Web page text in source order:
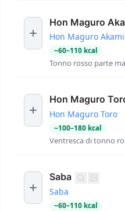
Hon Maguro
Hon Maguro Akami
~60–110 kcal
Tonno rosso parte
Hon Maguro
Hon Maguro Toro
~100–180 kcal
Ventresca di tonno
Saba
Saba
~60–110 kcal